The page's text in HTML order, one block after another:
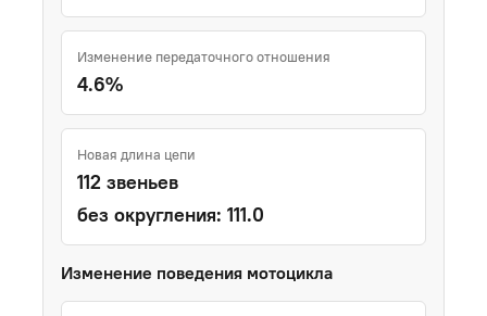
Изменение передаточного отношения
4.6%
Новая длина цепи
112 звеньев
без округления: 111.0
Изменение поведения мотоцикла